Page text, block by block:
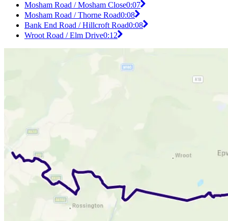
Mosham Road / Mosham Close0:07
Mosham Road / Thorne Road0:08
Bank End Road / Hillcroft Road0:08
Wroot Road / Elm Drive0:12